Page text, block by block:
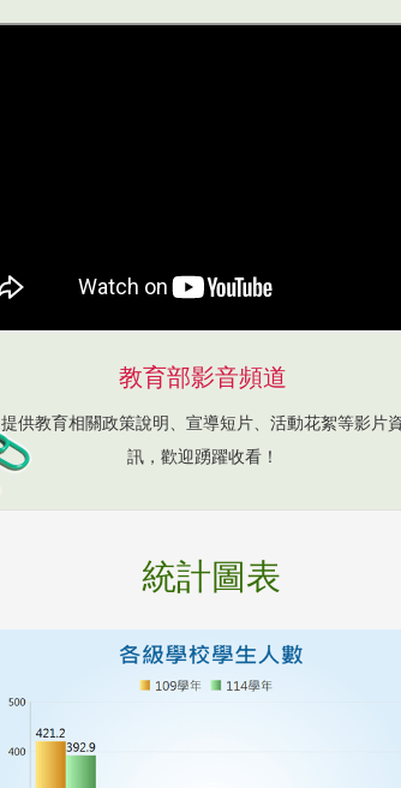
教育部影音頻道
提供教育相關政策說明、宣導短片、活動花絮等影片
訊，歡迎踴躍收看！
統計圖表